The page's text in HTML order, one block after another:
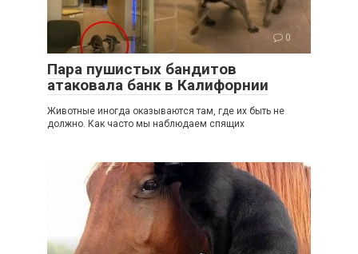
0
Пара пушистых бандитов
атаковала банк в Калифорнии
Животные иногда оказываются там, где их быть не
должно. Как часто мы наблюдаем спящих